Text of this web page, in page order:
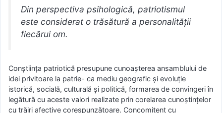
Din perspectiva psihologică, patriotismul
este considerat o trăsătură a personalităţii
fiecărui om.
Conştiinţa patriotică presupune cunoaşterea ansamblului de
idei privitoare la patrie- ca mediu geografic şi evoluţie
istorică, socială, culturală şi politică, formarea de convingeri în
legătură cu aceste valori realizate prin corelarea cunoştinţelor
cu trăiri afective corespunzătoare. Concomitent cu